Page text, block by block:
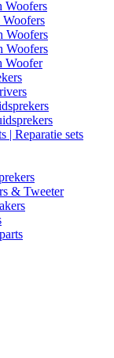
Woofers
Woofers
Woofers
Woofer
| Reparatie sets
& Tweeter